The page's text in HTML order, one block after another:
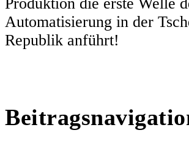
Automatisierung in der
Republik anführt!